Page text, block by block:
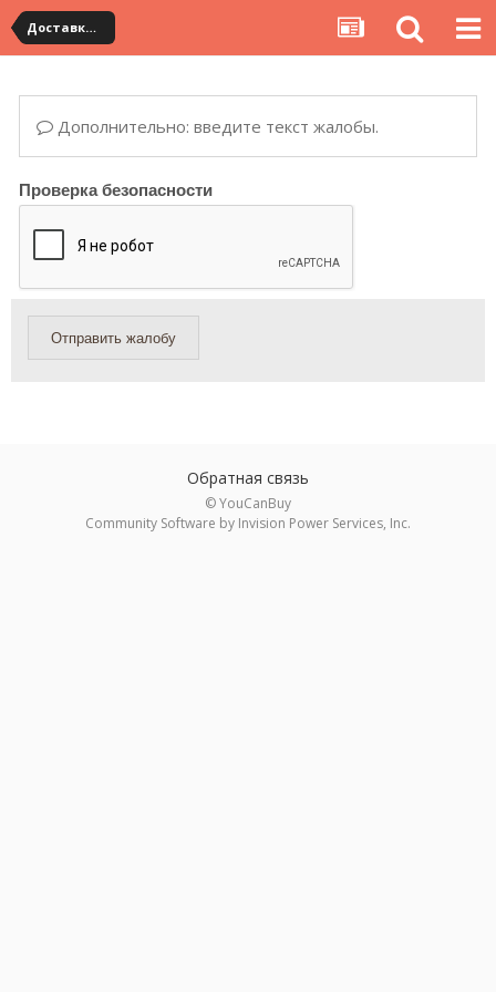
Доставка товара по Китаю
Дополнительно: введите текст жалобы.
Проверка безопасности
Отправить жалобу
Обратная связь
© YouCanBuy
Community Software by Invision Power Services, Inc.